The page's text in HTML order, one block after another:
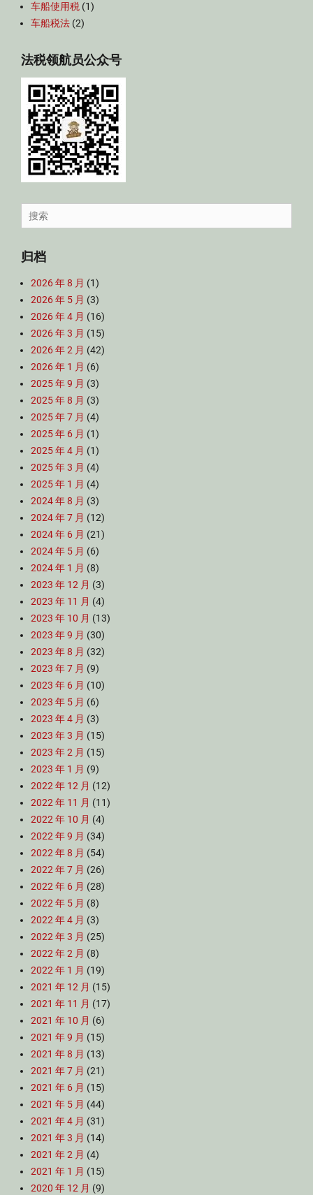
车船使用税 (1)
车船税法 (2)
法税领航员公众号
Search
for:
归档
2026 年 8 月 (1)
2026 年 5 月 (3)
2026 年 4 月 (16)
2026 年 3 月 (15)
2026 年 2 月 (42)
2026 年 1 月 (6)
2025 年 9 月 (3)
2025 年 8 月 (3)
2025 年 7 月 (4)
2025 年 6 月 (1)
2025 年 4 月 (1)
2025 年 3 月 (4)
2025 年 1 月 (4)
2024 年 8 月 (3)
2024 年 7 月 (12)
2024 年 6 月 (21)
2024 年 5 月 (6)
2024 年 1 月 (8)
2023 年 12 月 (3)
2023 年 11 月 (4)
2023 年 10 月 (13)
2023 年 9 月 (30)
2023 年 8 月 (32)
2023 年 7 月 (9)
2023 年 6 月 (10)
2023 年 5 月 (6)
2023 年 4 月 (3)
2023 年 3 月 (15)
2023 年 2 月 (15)
2023 年 1 月 (9)
2022 年 12 月 (12)
2022 年 11 月 (11)
2022 年 10 月 (4)
2022 年 9 月 (34)
2022 年 8 月 (54)
2022 年 7 月 (26)
2022 年 6 月 (28)
2022 年 5 月 (8)
2022 年 4 月 (3)
2022 年 3 月 (25)
2022 年 2 月 (8)
2022 年 1 月 (19)
2021 年 12 月 (15)
2021 年 11 月 (17)
2021 年 10 月 (6)
2021 年 9 月 (15)
2021 年 8 月 (13)
2021 年 7 月 (21)
2021 年 6 月 (15)
2021 年 5 月 (44)
2021 年 4 月 (31)
2021 年 3 月 (14)
2021 年 2 月 (4)
2021 年 1 月 (15)
2020 年 12 月 (9)